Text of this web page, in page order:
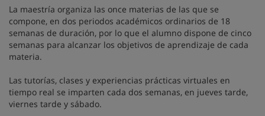
La maestría organiza las once materias de las que se
compone, en dos periodos académicos ordinarios de 18
semanas de duración, por lo que el alumno dispone de cinco
semanas para alcanzar los objetivos de aprendizaje de cada
materia.
Las tutorías, clases y experiencias prácticas virtuales en
tiempo real se imparten cada dos semanas, en jueves tarde,
viernes tarde y sábado.